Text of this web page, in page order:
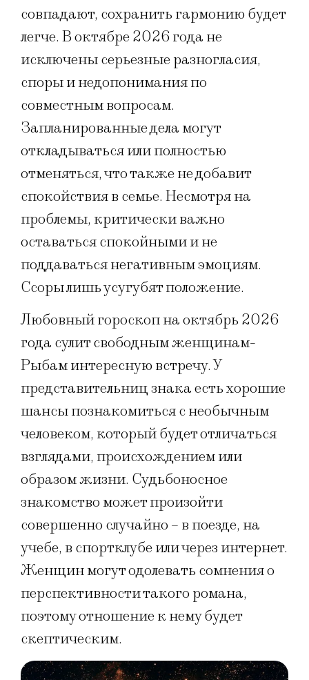
совпадают, сохранить гармонию будет
легче. В октябре 2026 года не
исключены серьезные разногласия,
споры и недопонимания по
совместным вопросам.
Запланированные дела могут
откладываться или полностью
отменяться, что также не добавит
спокойствия в семье. Несмотря на
проблемы, критически важно
оставаться спокойными и не
поддаваться негативным эмоциям.
Ссоры лишь усугубят положение.
Любовный гороскоп на октябрь 2026
года сулит свободным женщинам-
Рыбам интересную встречу. У
представительниц знака есть хорошие
шансы познакомиться с необычным
человеком, который будет отличаться
взглядами, происхождением или
образом жизни. Судьбоносное
знакомство может произойти
совершенно случайно – в поезде, на
учебе, в спортклубе или через интернет.
Женщин могут одолевать сомнения о
перспективности такого романа,
поэтому отношение к нему будет
скептическим.